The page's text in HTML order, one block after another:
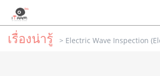
เรื่องน่ารู้ > Electric Wave Inspection